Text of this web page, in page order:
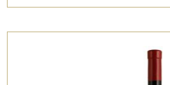
Nuraghi
Pala